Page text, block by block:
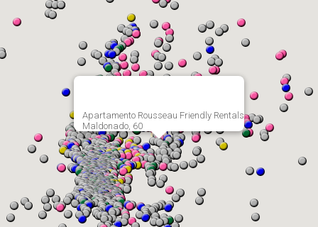
Apartamento Rousseau Friendly Rentals
Maldonado, 60